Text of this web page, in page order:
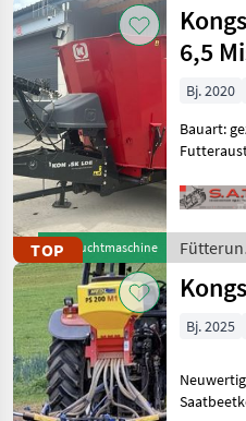
Kategorie 1 Land
AKTUELLER
PFAD
Kongskilde
KATEGORIE
WÄHLEN
Landtechnik
89
MARKTPLATZ
Marktplatz Händlerangebote
Zurücksetzen
89
Ergebnisse
anzeigen
TOPGebrauchtmaschine
6,5
Bj. 2020
Bauart:
Misch-
6,
/
Bj. 2025